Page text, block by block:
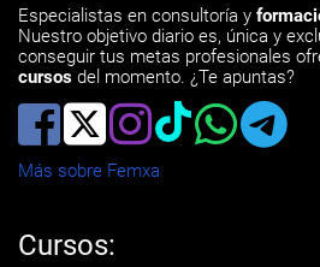
Especialistas en consultoría y
Nuestro objetivo diario es, única y
conseguir tus metas profesionales
cursos del momento. ¿Te apuntas?
Más sobre Femxa
Cursos: